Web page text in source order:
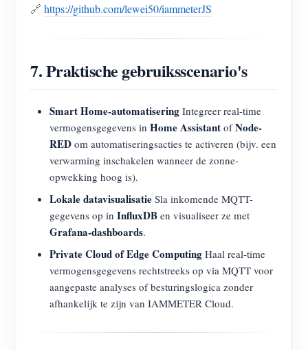
🔗 https://github.com/lewei50/iammeterJS
7. Praktische gebruiksscenario's
Smart Home-automatisering Integreer real-time
vermogensgegevens in Home Assistant ofNode-
RED om automatiseringsacties te activeren (bijv. een
verwarming inschakelen wanneer de zonne-
opwekking hoog is).
Lokale datavisualisatie Sla inkomende MQTT-
gegevens op in InfluxDB en visualiseer ze met
Grafana-dashboards.
Private Cloud of Edge Computing Haal real-time
vermogensgegevens rechtstreeks op via MQTT voor
aangepaste analyses of besturingslogica zonder
afhankelijk te zijn van IAMMETER Cloud.